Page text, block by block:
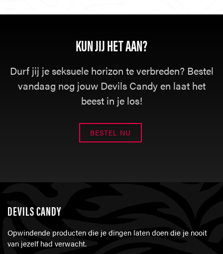
KUN JIJ HET AAN?
Durf jij je seksuele horizon te verbreden? Bestel
vandaag nog jouw Devils Candy en laat het
beest in je los!
BESTEL NU
DEVILS CANDY
Opwindende producten die je dingen laten doen die je nooit
van jezelf had verwacht.